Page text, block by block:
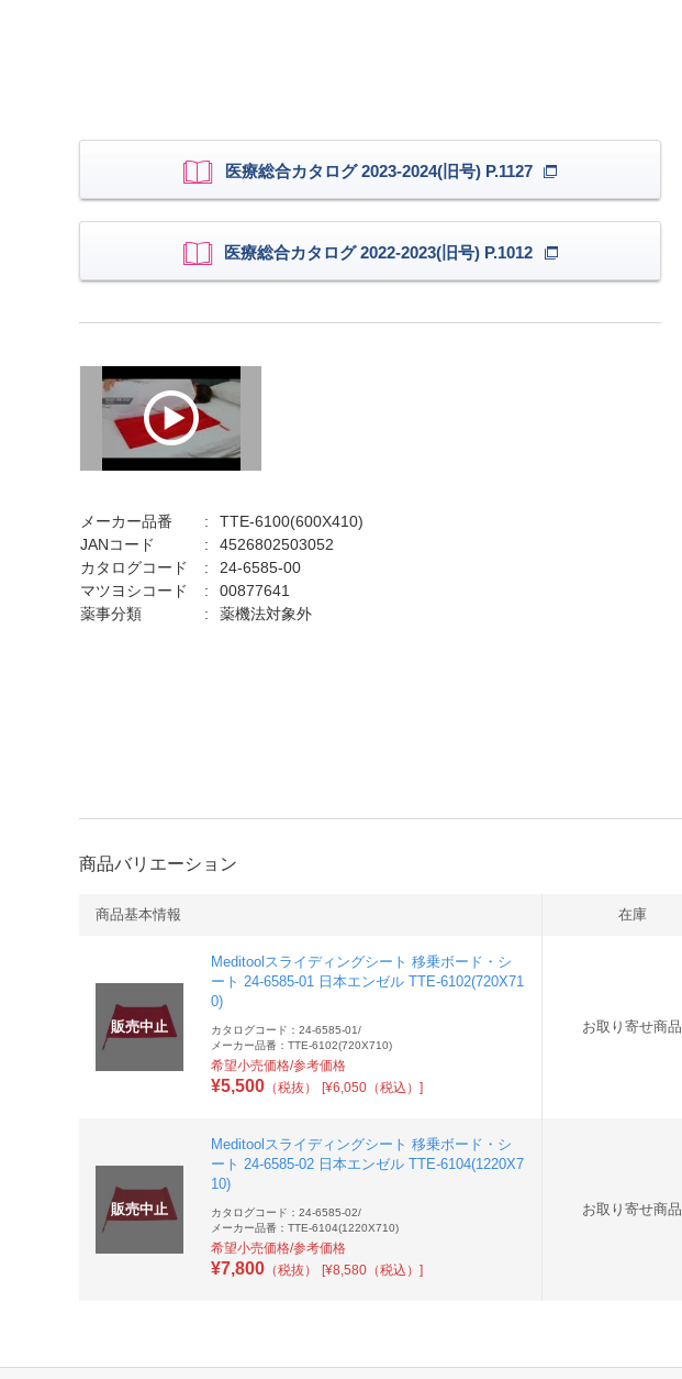
医療総合カタログ 2023-2024(旧号) P.1127
医療総合カタログ 2022-2023(旧号) P.1012
メーカー品番
TTE-6100(600X410)
JANコード
4526802503052
カタログコード
24-6585-00
マツヨシコード
00877641
薬事分類
薬機法対象外
商品バリエーション
商品基本情報 在庫
販売中止
Meditoolスライディングシート 移乗ボード・シ
ート 24-6585-01 日本エンゼル TTE-6102(720X71
0)
カタログコード：24-6585-01/
メーカー品番：TTE-6102(720X710)
希望小売価格/参考価格
¥5,500 （税抜） [¥6,050（税込）]
お取り寄せ商品
販売中止
Meditoolスライディングシート 移乗ボード・シ
ート 24-6585-02 日本エンゼル TTE-6104(1220X7
10)
カタログコード：24-6585-02/
メーカー品番：TTE-6104(1220X710)
希望小売価格/参考価格
¥7,800 （税抜） [¥8,580（税込）]
お取り寄せ商品